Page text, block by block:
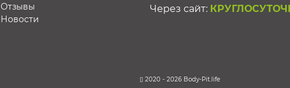
Отзывы
Новости
Через сайт:
2020 - 2026 Body-Pit.life